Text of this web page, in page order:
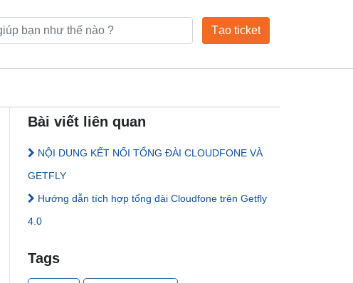
Tạo ticket
Bài viết liên quan
NỘI DUNG KẾT NỐI TỔNG ĐÀI CLOUDFONE VÀ
GETFLY
Hướng dẫn tích hợp tổng đài Cloudfone trên Getfly
4.0
Tags